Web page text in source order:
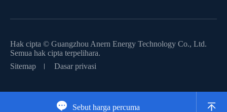
Hak cipta © Guangzhou Anern Energy Technology Co., Ltd.
Semua hak cipta terpelihara.
Sitemap
Dasar privasi
 Sebut harga percuma 